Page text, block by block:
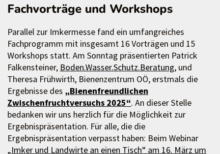
Fachvorträge und Workshops
Parallel zur Imkermesse fand ein umfangreiches
Fachprogramm mit insgesamt 16 Vorträgen und 15
Workshops statt. Am Sonntag präsentierten Patrick
Falkensteiner, Boden.Wasser.Schutz.Beratung, und
Theresa Frühwirth, Bienenzentrum OÖ, erstmals die
Ergebnisse des „Bienenfreundlichen
Zwischenfruchtversuchs 2025“. An dieser Stelle
bedanken wir uns herzlich für die Möglichkeit zur
Ergebnispräsentation. Für alle, die die
Ergebnispräsentation verpasst haben: Beim Webinar
„Imker und Landwirte an einen Tisch“ am 16. März um